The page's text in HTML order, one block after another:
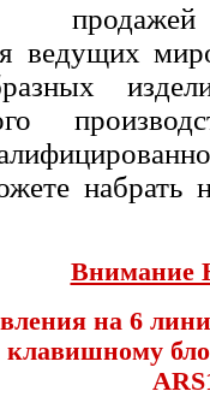
продажей
ведущих
набрать
на 6
клавишному